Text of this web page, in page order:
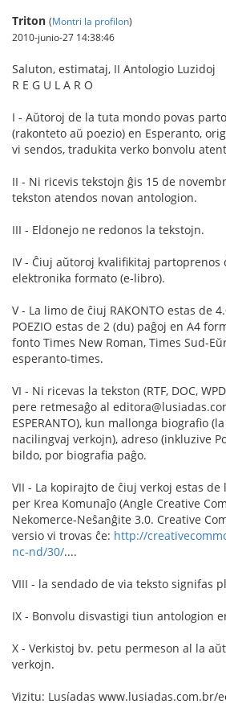
Triton (Montri la profilon)
2010-junio-27 14:38:46
Saluton, estimataj, II Antologio Luzidoj
R E G U L A R O
I - Aŭtoroj de la tuta mondo povas
(rakonteto aŭ poezio) en Esperanto,
vi sendos, tradukita verko bonvolu
II - Ni ricevis tekstojn ĝis 15 de
tekston atendos novan antologion.
III - Eldonejo ne redonos la tekstojn.
IV - Ĉiuj aŭtoroj kvalifikitaj partoprenos
elektronika formato (e-libro).
V - La limo de ĉiuj RAKONTO estas de
POEZIO estas de 2 (du) paĝoj en A4
fonto Times New Roman, Times Sud-
esperanto-times.
VI - Ni ricevas la tekston (RTF, DOC,
pere retmesaĝo al
ESPERANTO), kun mallonga biografio
nacilingvaj verkojn), adreso (inkluzive
bildo, por biografia paĝo.
VII - La kopirajto de ĉiuj verkoj estas
per Krea Komunaĵo (Angle Creative
Nekomerce-Neŝanĝite 3.0. Creative
versio vi trovas ĉe: http://
nc-nd/30/....
VIII - la sendado de via teksto signifas
IX - Bonvolu disvastigi tiun antologion
X - Verkistoj bv. petu permeson al la
verkojn.
Vizitu: Lusíadas www.lusiadas.com.br/